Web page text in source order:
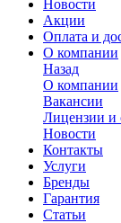
Новости
Акции
Оплата и
О компании
Назад
О компании
Вакансии
Лицензии и
Новости
Контакты
Услуги
Бренды
Гарантия
Статьи